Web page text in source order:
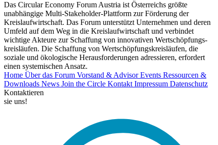
Das Circular Economy Forum Austria ist Österreichs größte
unabhängige Multi-Stakeholder-Plattform zur Förderung der
Kreislaufwirtschaft. Das Forum unterstützt Unternehmen und deren
Umfeld auf dem Weg in die Kreislaufwirtschaft und verbindet
wichtige Akteure zur Schaffung von innovativen Wertschöpfungs-
kreisläufen. Die Schaffung von Wertschöpfungskreisläufen, die
soziale und ökologische Herausforderungen adressieren, erfordert
einen systemischen Ansatz.
Home Über das Forum Vorstand & AdvisorEvents Ressourcen &
Downloads News Join the Circle Kontakt Impressum Datenschutz
Kontaktieren
sie uns!